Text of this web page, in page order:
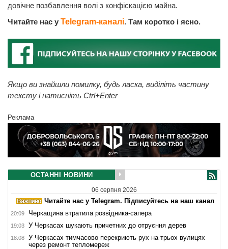
довічне позбавлення волі з конфіскацією майна.
Читайте нас у Telegram-каналі. Там коротко і ясно.
Якщо ви знайшли помилку, будь ласка, виділіть частину
тексту і натисніть Ctrl+Enter
Реклама
ОСТАННІ НОВИНИ
06 серпня 2026
Читайте нас у Telegram. Підписуйтесь на наш канал
20:09 Черкащина втратила розвідника-сапера
19:03 У Черкасах шукають причетних до отруєння дерев
18:08
У Черкасах тимчасово перекриють рух на трьох вулицях
через ремонт тепломереж